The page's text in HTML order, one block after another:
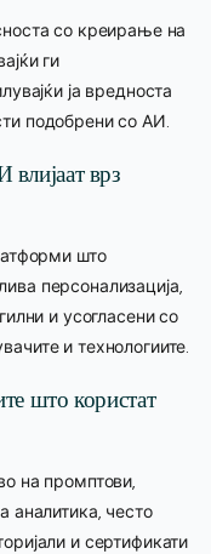
со креирање на
ги
ја вредноста
подобрени со АИ.
врз
што
персонализација,
и усогласени со
и технологиите.
што користат
на промптови,
аналитика, често
и сертификати